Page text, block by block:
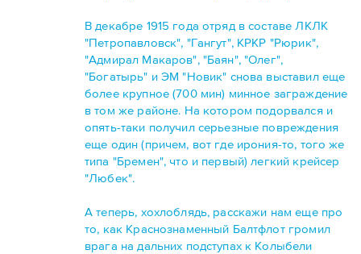
В декабре 1915 года отряд в составе ЛКЛК
"Петропавловск", "Гангут", КРКР "Рюрик",
"Адмирал Макаров", "Баян", "Олег",
"Богатырь" и ЭМ "Новик" снова выставил еще
более крупное (700 мин) минное заграждение
в том же районе. На котором подорвался и
опять-таки получил серьезные повреждения
еще один (причем, вот где ирония-то, того же
типа "Бремен", что и первый) легкий крейсер
"Любек".
А теперь, хохлоблядь, расскажи нам еще про
то, как Краснознаменный Балтфлот громил
врага на дальних подступах к Колыбели